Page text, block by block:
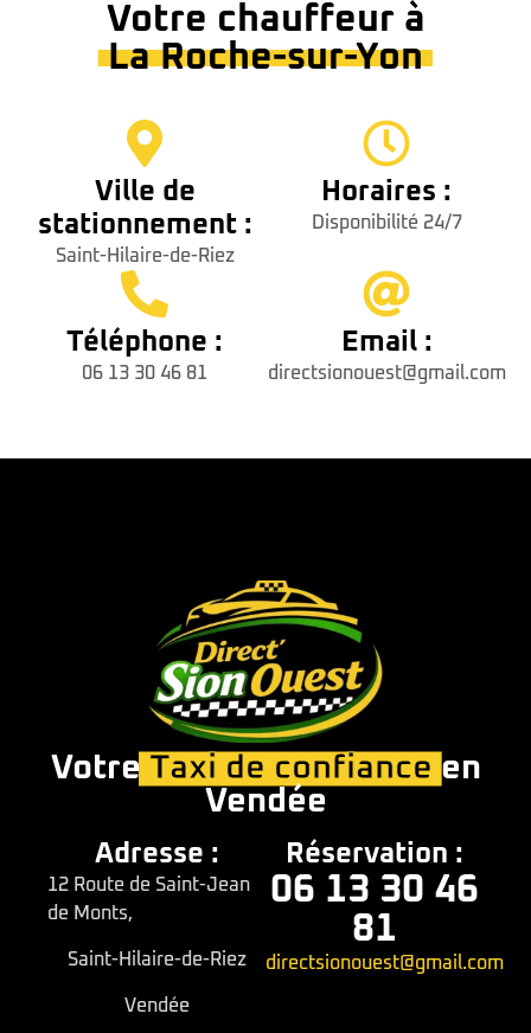
Votre chauffeur à
La Roche-sur-Yon
Ville de
stationnement :
Saint-Hilaire-de-Riez
Horaires :
Disponibilité 24/7
Téléphone :
06 13 30 46 81
Email :
directsionouest@gmail.com
Votre Taxi de confiance en
Vendée
Adresse :
12 Route de Saint-Jean
de Monts,
Saint-Hilaire-de-Riez
Vendée
Réservation :
06 13 30 46
81
directsionouest@gmail.com